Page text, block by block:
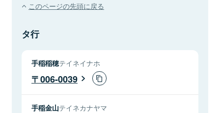
このページの先頭に戻る
タ行
手稲稲穂テイネイナホ
006-0039
手稲金山テイネカナヤマ